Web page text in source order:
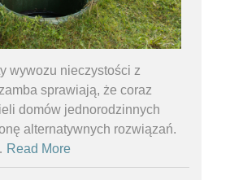
wywozu nieczystości z
sprawiają, że coraz
domów jednorodzinnych
alternatywnych rozwiązań.
Read More